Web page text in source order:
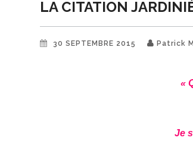
LA CITATION
30 SEPTEMBRE 2015 Patrick
«
Je